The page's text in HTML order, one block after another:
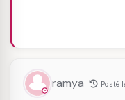
ramya Posté